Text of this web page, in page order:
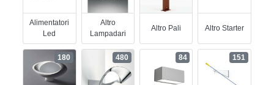
Alimentatori
Led
Altro
Lampadari
Altro Pali Altro Starter
180 480 84 151